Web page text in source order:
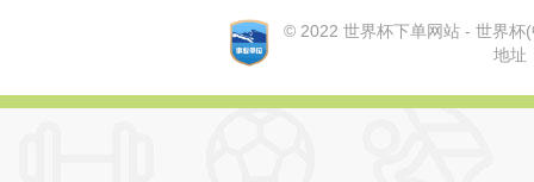
© 2022 世界杯下单网站 - 世界
地址